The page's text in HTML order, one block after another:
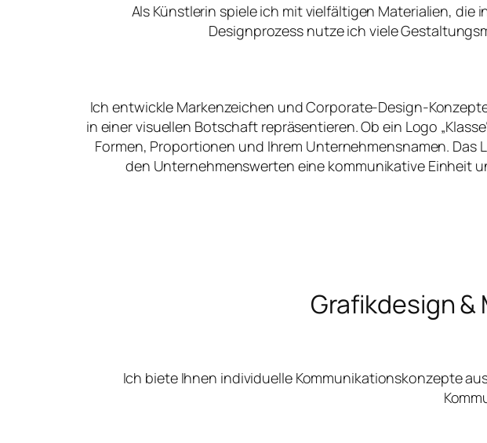
Als Künstlerin spiele ich mit vielfältigen Materialien, die
Designprozess nutze ich viele
Ich entwickle Markenzeichen und Corporate-Design-
in einer visuellen Botschaft repräsentieren. Ob ein Logo
Formen, Proportionen und Ihrem Unternehmensnamen.
den Unternehmenswerten eine kommunikative Einheit
Grafikdesign
Ich biete Ihnen individuelle Kommunikationskonzepte